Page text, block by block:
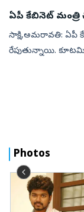
ఏపీ కేబినెట్‌ మంత్రి
సాక్షి,అమరావతి: ఏపీ
రేపుతున్నాయి. కూటమి
Photos